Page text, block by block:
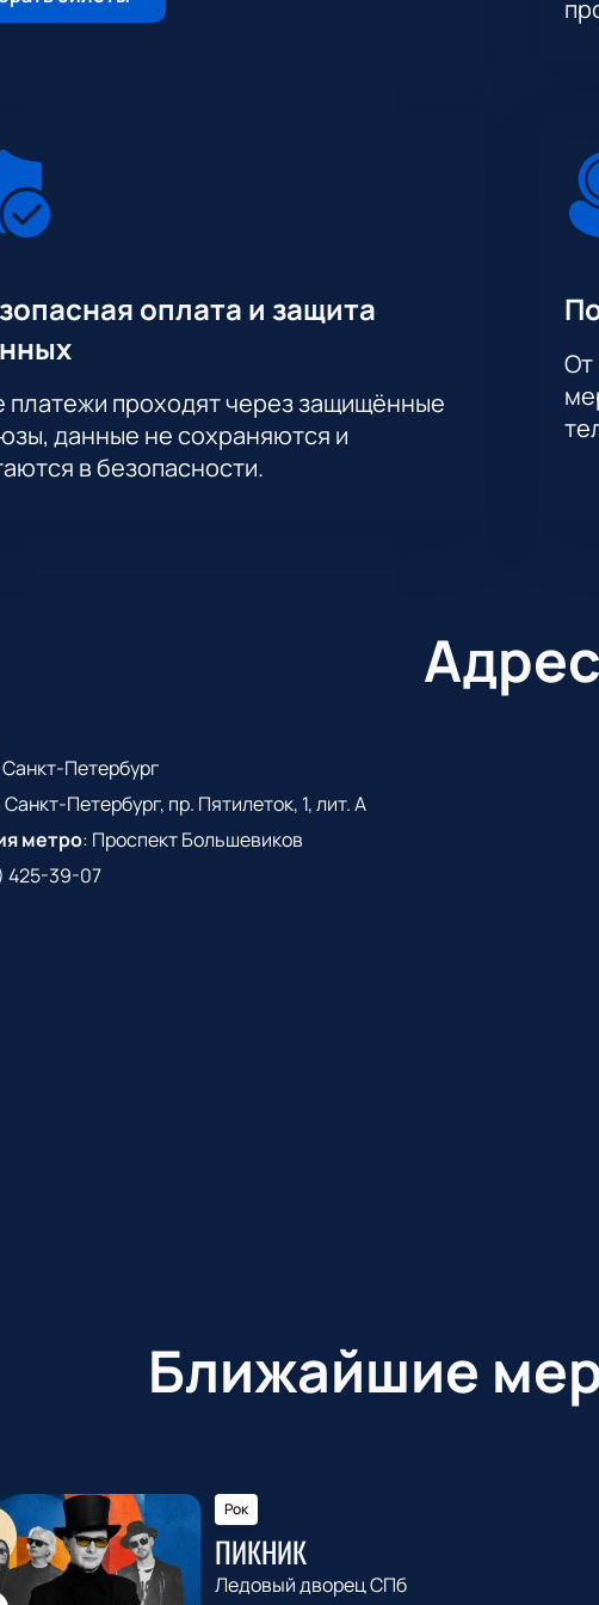
оплата и защита
платежи проходят через защищённые
данные не сохраняются и
в безопасности.
От
Адрес
Санкт-Петербург
Санкт-Петербург, пр. Пятилеток, 1, лит. А
метро: Проспект Большевиков
425-39-07
Ближайшие
Рок
ПИКНИК
Ледовый дворец СПб